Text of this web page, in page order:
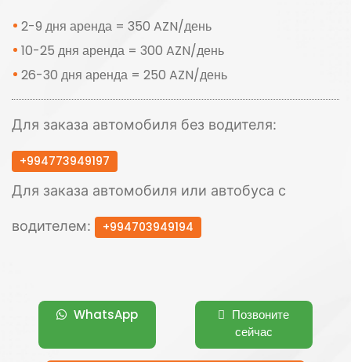
2-9 дня аренда = 350 AZN/день
10-25 дня аренда = 300 AZN/день
26-30 дня аренда = 250 AZN/день
Для заказа автомобиля без водителя:
+994773949197
Для заказа автомобиля или автобуса с
водителем: +994703949194
WhatsApp
Позвоните
сейчас